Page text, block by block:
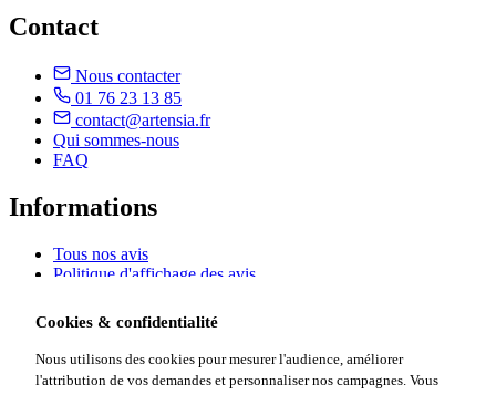
Contact
Nous contacter
01 76 23 13 85
contact@artensia.fr
Qui sommes-nous
FAQ
Informations
Tous nos avis
Politique d'affichage des avis
Politique de confidentialité
Politique cookies
Gérer mes cookies
Avis de prescription
Cookies & confidentialité
Nous utilisons des cookies pour mesurer l'audience, améliorer
l'attribution de vos demandes et personnaliser nos campagnes. Vous